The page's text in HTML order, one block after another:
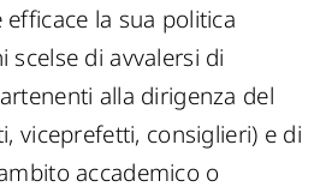
efficace la sua politica
scelse di avvalersi di
alla dirigenza del
viceprefetti, consiglieri) e di
accademico o